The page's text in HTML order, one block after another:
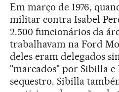
Em março de 1976,
militar contra Isabel
2.500 funcionários da
trabalhavam na Ford
deles eram delegados
"marcados" por Sibilla
sequestro. Sibilla